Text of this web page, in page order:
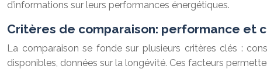
d’informations sur leurs performances énergétiques.
Critères de comparaison: performance et
La comparaison se fonde sur plusieurs critères clés :
disponibles, données sur la longévité. Ces facteurs